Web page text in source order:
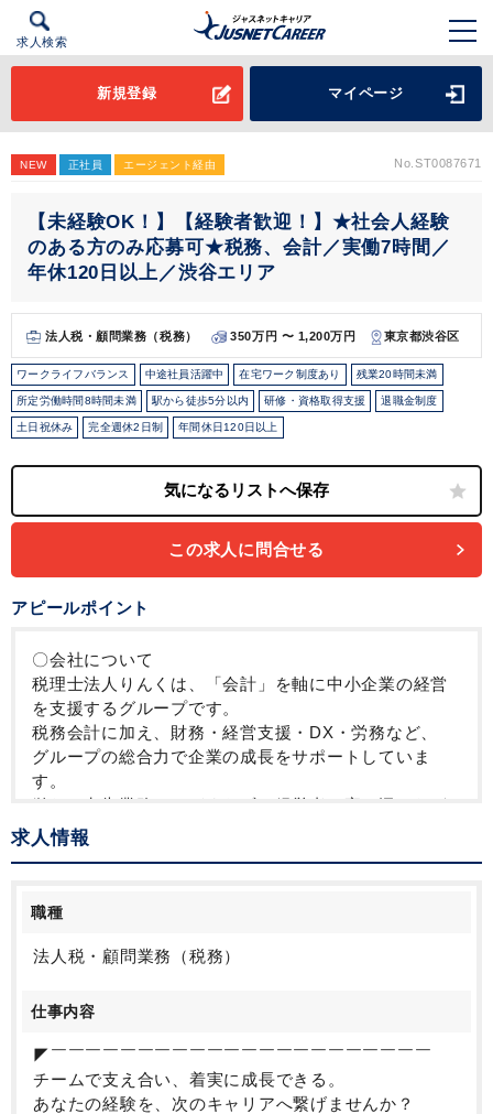
求人検索
新規登録 マイページ
NEW 正社員 エージェント経由 No.ST0087671
【未経験OK！】【経験者歓迎！】★社会人経験
のある方のみ応募可★税務、会計／実働7時間／
年休120日以上／渋谷エリア
法人税・顧問業務（税務） 350万円 〜 1,200万円 東京都渋谷区
ワークライフバランス 中途社員活躍中 在宅ワーク制度あり 残業20時間未満
所定労働時間8時間未満 駅から徒歩5分以内 研修・資格取得支援 退職金制度
土日祝休み 完全週休2日制 年間休日120日以上
この求人に問合せる
アピールポイント
〇会社について
税理士法人りんくは、「会計」を軸に中小企業の経営
を支援するグループです。
税務会計に加え、財務・経営支援・DX・労務など、
グループの総合力で企業の成長をサポートしていま
す。
単なる申告業務にとどまらず、経営者に寄り添いなが
ら意思決定を支えることが特徴です。
企業にとって“ちょうどいい存在”として、長く伴走する
〇業務内容について
税務スタッフとして、法人顧客を中心に
一般的な事務作業だけでなく、お客様とのコミュニケ
ーションを大切にしながら進める仕事です。
税務の数字から企業の状況を把握し、経営者の判断を
支える役割を担います。
求人情報
職種
法人税・顧問業務（税務）
仕事内容
◤￣￣￣￣￣￣￣￣￣￣￣￣￣￣￣￣￣￣￣￣￣￣
チームで支え合い、着実に成長できる。
あなたの経験を、次のキャリアへ繋げませんか？